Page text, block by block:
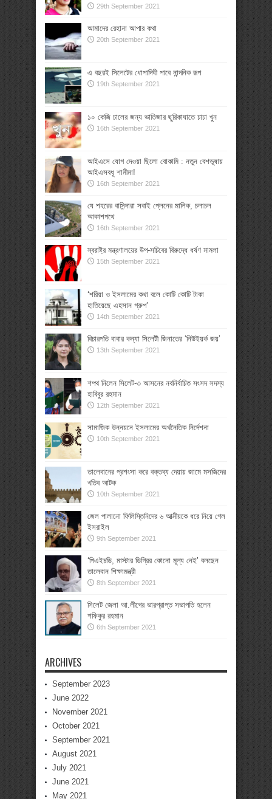
29th September 2021
আমাদের রেহানা আপার কথা
20th September 2021
এ বছরই সিলেটের ধোপাদিঘী পাবে নান্দনিক রূপ
19th September 2021
১০ কেজি চালের জন্য ভাতিজার ছুরিকাঘাতে চাচা খুন
16th September 2021
আইএসে যোগ দেওয়া ছিলো বোকামি : নতুন বেশভূষায়
আইএসবধূ শামীমা!
16th September 2021
যে শহরের বাসিন্দারা সবাই প্লেনের মালিক, চলাচল
আকাশপথে
16th September 2021
স্বরাষ্ট্র মন্ত্রণালয়ের উপ-সচিবের বিরুদ্ধে ধর্ষণ মামলা
15th September 2021
‘শরিয়া ও ইসলামের কথা বলে কোটি কোটি টাকা
হাতিয়েছে এহসান গ্রুপ’
14th September 2021
বিচারপতি বাবার কন্যা সিলেটী জিনাতের ‘নিউইয়র্ক জয়’
13th September 2021
শপথ নিলেন সিলেট-৩ আসনের নবনির্বাচিত সংসদ সদস্য
হাবিবুর রহমান
12th September 2021
সামাজিক উন্নয়নে ইসলামের অর্থনৈতিক নির্দেশনা
10th September 2021
তালেবানের প্রশংসা করে বক্তব্য দেয়ায় জামে মসজিদের
খতিব আটক
10th September 2021
জেল পালানো ফিলিস্তিনিদের ৬ আত্মীয়কে ধরে নিয়ে গেল
ইসরাইল
9th September 2021
‘পিএইচডি, মাস্টার ডিগ্রির কোনো মূল্য নেই’ বলছেন
তালেবান শিক্ষামন্ত্রী
8th September 2021
সিলেট জেলা আ.লীগের ভারপ্রাপ্ত সভাপতি হলেন
শফিকুর রহমান
6th September 2021
ARCHIVES
September 2023
June 2022
November 2021
October 2021
September 2021
August 2021
July 2021
June 2021
May 2021